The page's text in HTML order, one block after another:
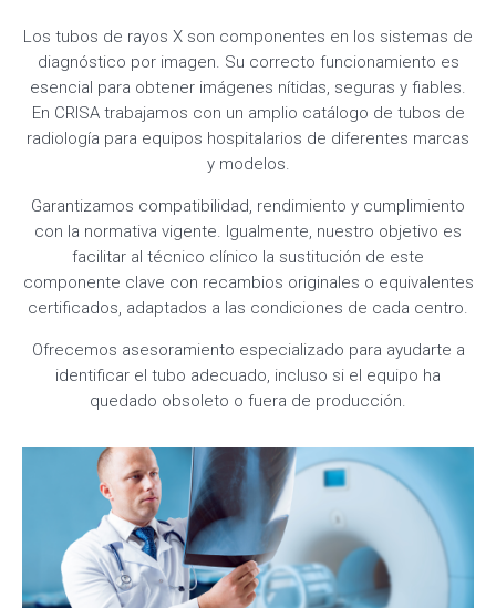
Los tubos de rayos X son componentes en los sistemas de
diagnóstico por imagen. Su correcto funcionamiento es
esencial para obtener imágenes nítidas, seguras y fiables.
En CRISA trabajamos con un amplio catálogo de tubos de
radiología para equipos hospitalarios de diferentes marcas
y modelos.
Garantizamos compatibilidad, rendimiento y cumplimiento
con la normativa vigente. Igualmente, nuestro objetivo es
facilitar al técnico clínico la sustitución de este
componente clave con recambios originales o equivalentes
certificados, adaptados a las condiciones de cada centro.
Ofrecemos asesoramiento especializado para ayudarte a
identificar el tubo adecuado, incluso si el equipo ha
quedado obsoleto o fuera de producción.